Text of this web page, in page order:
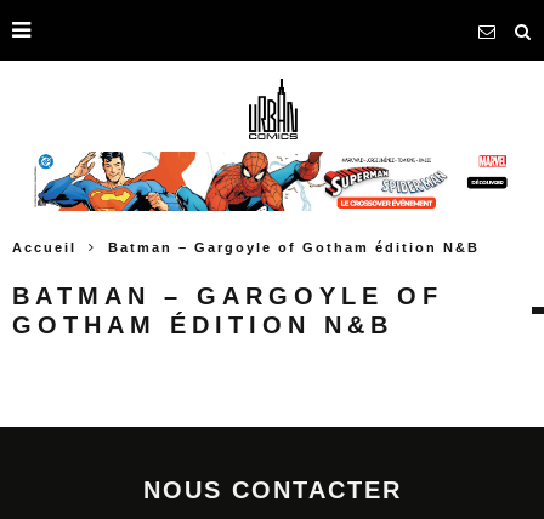
Accueil Batman – Gargoyle of Gotham édition N&B
BATMAN – GARGOYLE OF
GOTHAM ÉDITION N&B
NOUS CONTACTER